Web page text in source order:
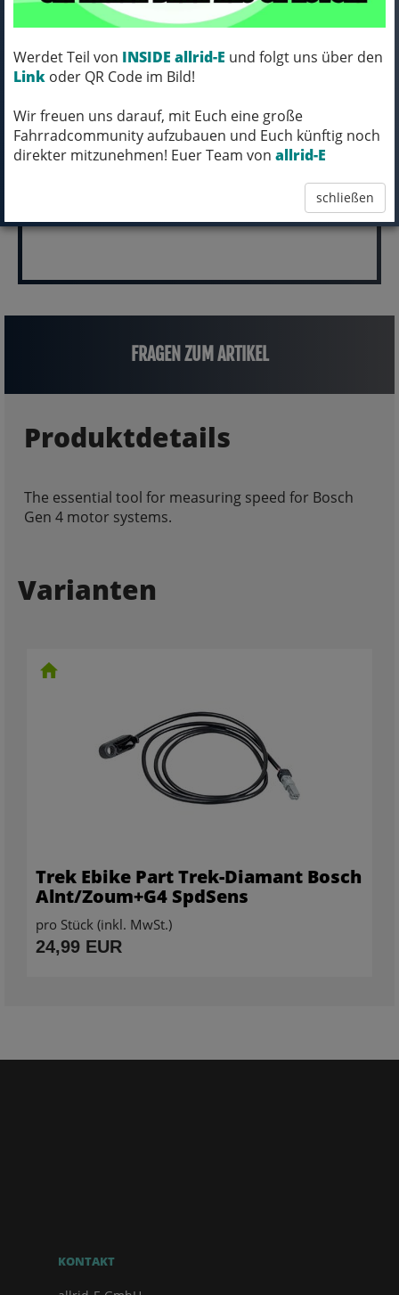
Werdet Teil von INSIDE allrid-E und folgt uns über den
Link oder QR Code im Bild!
Wir freuen uns darauf, mit Euch eine große
Fahrradcommunity aufzubauen und Euch künftig noch
direkter mitzunehmen! Euer Team von allrid-E
schließen
MICH KANNST DU BESTELLEN - MIT
ABHOLUNG IN NORTORF!
pro Stück (inkl. MwSt.)
34,99 EUR
FRAGEN ZUM ARTIKEL
Produktdetails
The essential tool for measuring speed for Bosch
Gen 4 motor systems.
Varianten
Trek Ebike Part Trek-Diamant Bosch
Alnt/Zoum+G4 SpdSens
pro Stück (inkl. MwSt.)
24,99 EUR
KONTAKT